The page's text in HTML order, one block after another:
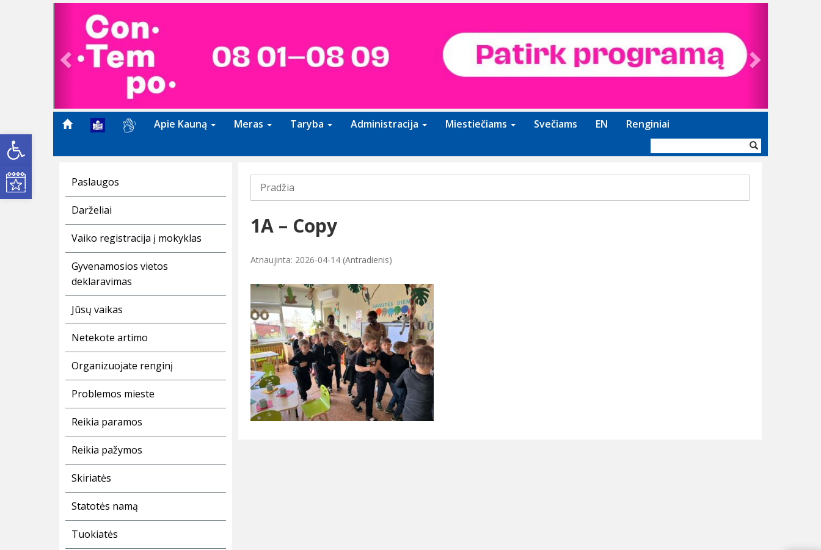
Open toolbar
Kultūros renginiai
Previous
Apie Kauną Meras Taryba Administracija Miestiečiams Svečiams EN Renginiai
forma
Paslaugos
Darželiai
Vaiko registracija į mokyklas
Gyvenamosios vietos
deklaravimas
Jūsų vaikas
Netekote artimo
Organizuojate renginį
Problemos mieste
Reikia paramos
Reikia pažymos
Skiriatės
Statotės namą
Tuokiatės
Pradžia
1A – Copy
Atnaujinta: 2026-04-14 (Antradienis)